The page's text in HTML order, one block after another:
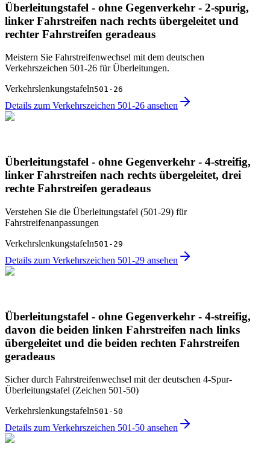
Überleitungstafel - ohne Gegenverkehr - 2-spurig,
linker Fahrstreifen nach rechts übergeleitet und
rechter Fahrstreifen geradeaus
Meistern Sie Fahrstreifenwechsel mit dem deutschen
Verkehrszeichen 501-26 für Überleitungen.
Verkehrslenkungstafeln501-26
Details zum Verkehrszeichen 501-26 ansehen
Überleitungstafel - ohne Gegenverkehr - 4-streifig,
linker Fahrstreifen nach rechts übergeleitet, drei
rechte Fahrstreifen geradeaus
Verstehen Sie die Überleitungstafel (501-29) für
Fahrstreifenanpassungen
Verkehrslenkungstafeln501-29
Details zum Verkehrszeichen 501-29 ansehen
Überleitungstafel - ohne Gegenverkehr - 4-streifig,
davon die beiden linken Fahrstreifen nach links
übergeleitet und die beiden rechten Fahrstreifen
geradeaus
Sicher durch Fahrstreifen­wechsel mit der deutschen 4-Spur-
Überleitungstafel (Zeichen 501-50)
Verkehrslenkungstafeln501-50
Details zum Verkehrszeichen 501-50 ansehen